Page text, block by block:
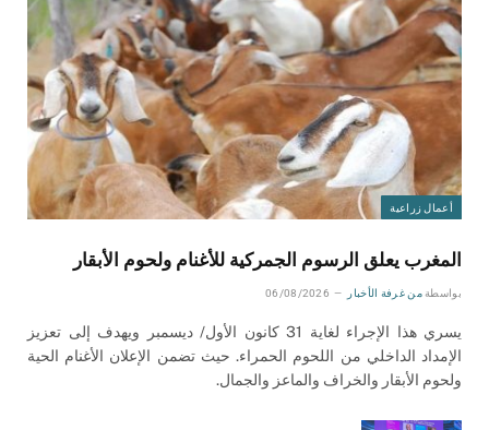
أعمال زراعية
المغرب يعلق الرسوم الجمركية للأغنام ولحوم الأبقار
بواسطة من غرفة الأخبار 06/08/2026
يسري هذا الإجراء لغاية 31 كانون الأول/ ديسمبر ويهدف إلى تعزيز
الإمداد الداخلي من اللحوم الحمراء. حيث تضمن الإعلان الأغنام الحية
ولحوم الأبقار والخراف والماعز والجمال.